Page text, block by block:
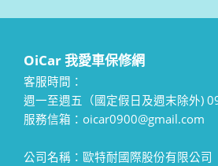
OiCar 我愛車保修網
客服時間：
週一至週五（國定假日及週末除外)
服務信箱：oicar0900@gmail.com
公司名稱：歐特耐國際股份有限公司